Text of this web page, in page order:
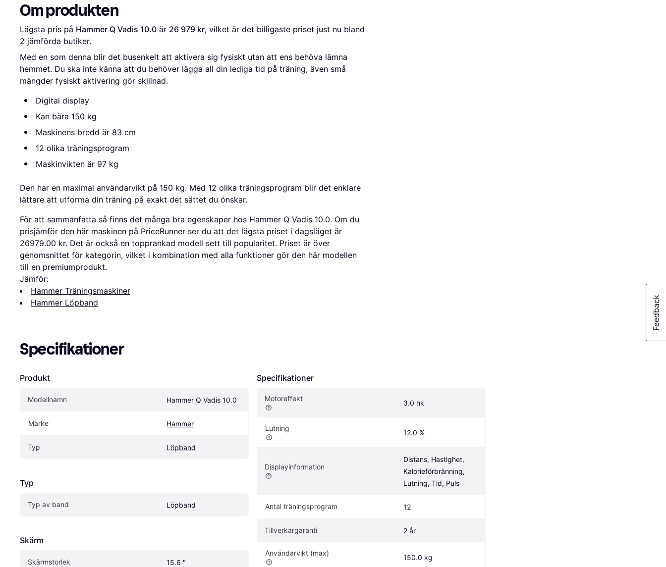
Om produkten
Lägsta pris på Hammer Q Vadis 10.0 är 26 979 kr
2 jämförda butiker.
Med en som denna blir det busenkelt att aktivera sig fysiskt utan att ens behöva lämna
hemmet. Du ska inte känna att du behöver lägga all din lediga tid på träning, även små
mängder fysiskt aktivering gör skillnad.
Digital display
Kan bära 150 kg
Maskinens bredd är 83 cm
12 olika träningsprogram
Maskinvikten är 97 kg
Den har en maximal användarvikt på 150 kg. Med 12 olika träningsprogram blir det enklare
lättare att utforma din träning på exakt det sättet du önskar.
För att sammanfatta så finns det många bra egenskaper hos Hammer Q Vadis 10.0. Om du
prisjämför den här maskinen på PriceRunner ser du att det lägsta priset i dagsläget är
26979.00 kr. Det är också en topprankad modell sett till popularitet. Priset är över
genomsnittet för kategorin, vilket i kombination med alla funktioner gör den här modellen
till en premiumprodukt.
Jämför:
Hammer Träningsmaskiner
Hammer Löpband
Specifikationer
Produkt
Modellnamn Hammer Q Vadis 10.0
Märke Hammer
Typ Löpband
Typ
Typ av band Löpband
Skärm
Skärmstorlek 15.6 "
Specifikationer
Motoreffekt
3.0 hk
Lutning
12.0 %
Displayinformation
Distans, Hastighet,
Kalorieförbränning,
Lutning, Tid, Puls
Antal träningsprogram 12
Tillverkargaranti 2 år
Användarvikt (max)
150.0 kg